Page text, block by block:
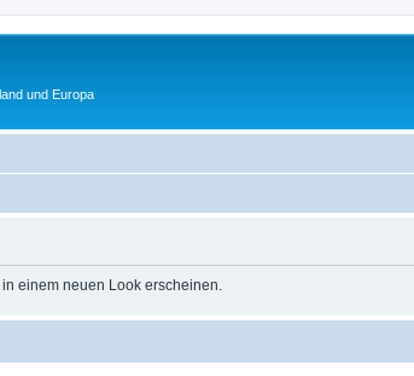
und Europa
einem neuen Look erscheinen.